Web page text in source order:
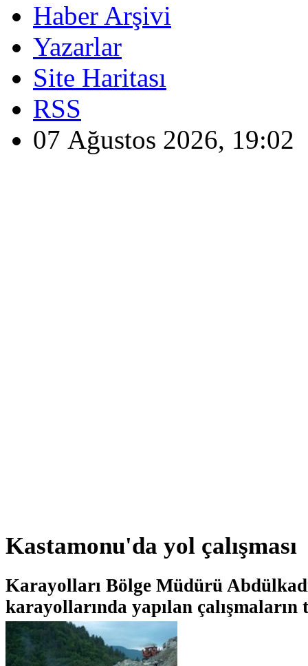
Haber Arşivi
Yazarlar
Site Haritası
RSS
07 Ağustos 2026, 19:02
Kastamonu'da yol çalışması
Karayolları Bölge Müdürü
karayollarında yapılan çalışmaların